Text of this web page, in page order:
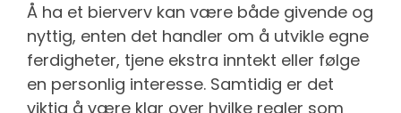
Å ha et bierverv kan være både givende og
nyttig, enten det handler om å utvikle egne
ferdigheter, tjene ekstra inntekt eller følge
en personlig interesse. Samtidig er det
viktig å være klar over hvilke regler som